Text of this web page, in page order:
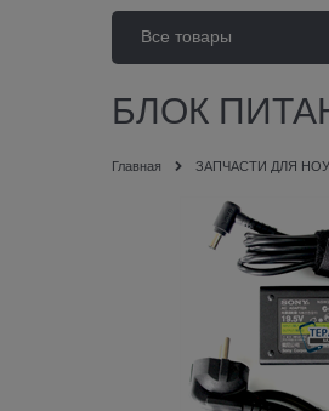
Все товары
БЛОК
Главная ЗАПЧАСТИ ДЛЯ